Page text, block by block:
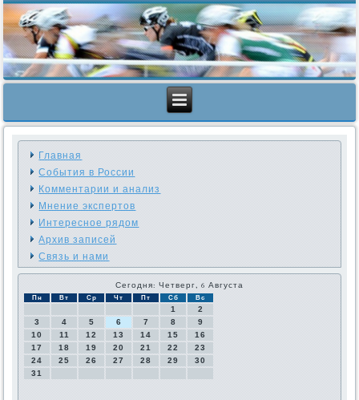
Главная
События в России
Комментарии и анализ
Мнение экспертов
Интересное рядом
Архив записей
Связь и нами
Сегодня: Четверг, 6 Августа
Пн Вт Ср Чт Пт Сб Вс
1
2
3
4 5 6 7 8
9
10
11 12 13 14 15
16
17
18 19 20 21 22
23
24
25 26 27 28 29
30
31